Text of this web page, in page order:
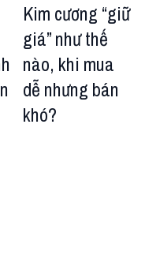
Kim cương “giữ
giá” như thế
nào, khi mua
dễ nhưng bán
khó?